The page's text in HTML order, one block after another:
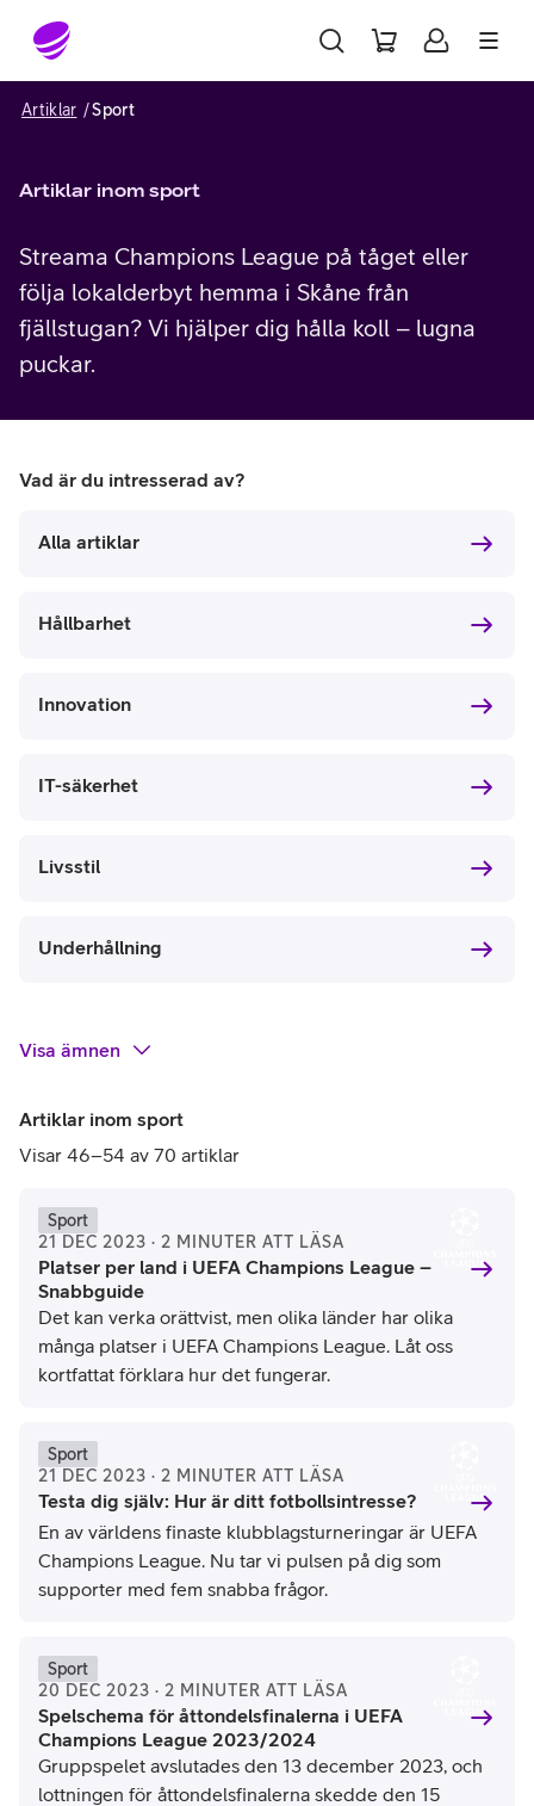
Gå till sidans innehåll
Artiklar Sport
Artiklar inom sport
Streama Champions League på tåget eller
följa lokalderbyt hemma i Skåne från
fjällstugan? Vi hjälper dig hålla koll – lugna
puckar.
Vad är du intresserad av?
Alla artiklar
Hållbarhet
Innovation
IT-säkerhet
Livsstil
Underhållning
Visa ämnen
Artiklar inom sport
Visar 46–54 av 70 artiklar
Sport
21 DEC 2023 · 2 MINUTER ATT LÄSA
Platser per land i UEFA Champions League –
Snabbguide
Det kan verka orättvist, men olika länder har olika
många platser i UEFA Champions League. Låt oss
kortfattat förklara hur det fungerar.
Sport
21 DEC 2023 · 2 MINUTER ATT LÄSA
Testa dig själv: Hur är ditt fotbollsintresse?
En av världens finaste klubblagsturneringar är UEFA
Champions League. Nu tar vi pulsen på dig som
supporter med fem snabba frågor.
Sport
20 DEC 2023 · 2 MINUTER ATT LÄSA
Spelschema för åttondelsfinalerna i UEFA
Champions League 2023/2024
Gruppspelet avslutades den 13 december 2023, och
lottningen för åttondelsfinalerna skedde den 15